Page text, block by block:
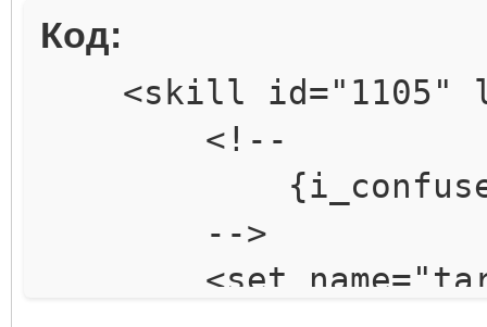
public boolean
{
for(L2Character
Код:
<skill id="1105"
<!--
-->
<set